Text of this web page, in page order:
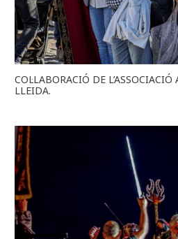
COL·LABORACIÓ DE
LLEIDA.